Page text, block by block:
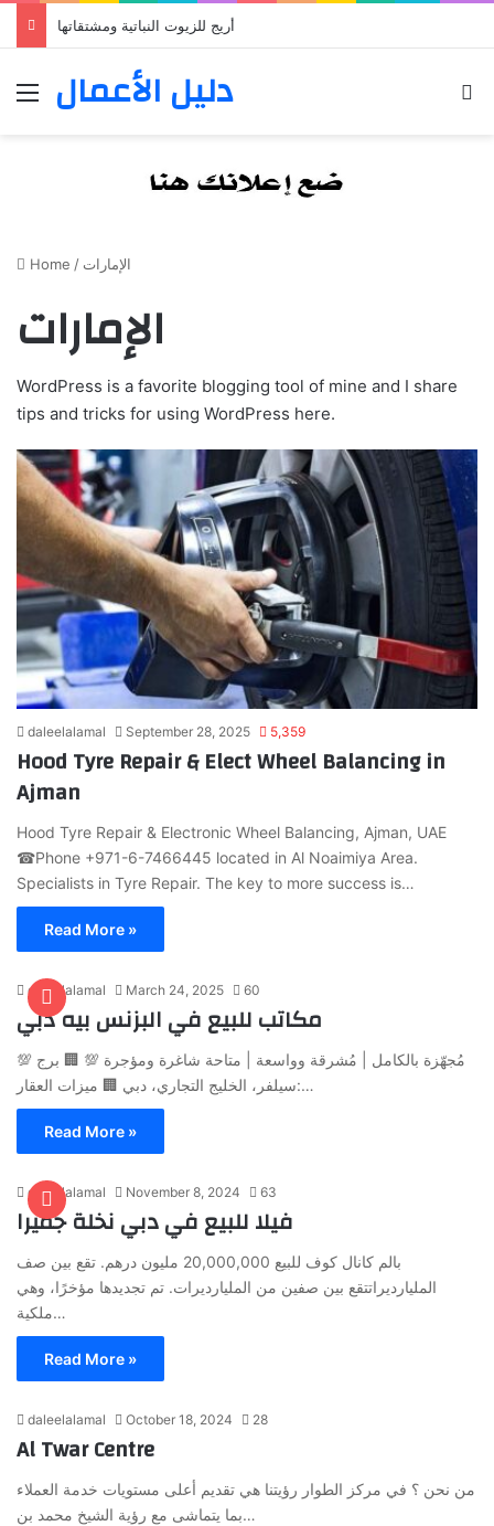
أريج للزيوت النباتية ومشتقاتها
Menu
دليل الأعمال
Home / الإمارات
الإمارات
WordPress is a favorite blogging tool of mine and I share
tips and tricks for using WordPress here.
daleelalamal September 28, 2025 5,359
Hood Tyre Repair & Elect Wheel Balancing in
Ajman
Hood Tyre Repair & Electronic Wheel Balancing, Ajman, UAE
☎Phone +971-6-7466445 located in Al Noaimiya Area.
Specialists in Tyre Repair. The key to more success is…
Read More »
daleelalamal March 24, 2025 60
مكاتب للبيع في البزنس بيه دبي
💯 مُجهّزة بالكامل | مُشرقة وواسعة | متاحة شاغرة ومؤجرة 💯 🏢 برج
سيلفر، الخليج التجاري، دبي 🏢 ميزات العقار:…
Read More »
daleelalamal November 8, 2024 63
فيلا للبيع في دبي نخلة جميرا
بالم كانال كوف للبيع 20,000,000 مليون درهم. تقع بين صف
المليارديراتتقع بين صفين من المليارديرات. تم تجديدها مؤخرًا، وهي
ملكية…
Read More »
daleelalamal October 18, 2024 28
Al Twar Centre
من نحن ؟ في مركز الطوار رؤيتنا هي تقديم أعلى مستويات خدمة العملاء
بما يتماشى مع رؤية الشيخ محمد بن…